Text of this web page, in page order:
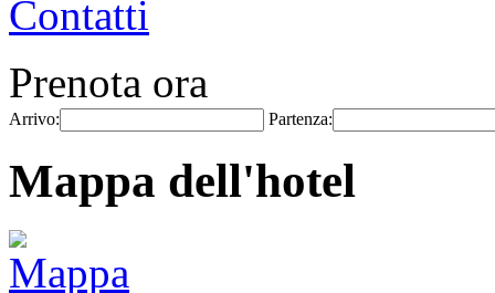
Contatti
Prenota ora
Arrivo: Partenza:
Mappa dell'hotel